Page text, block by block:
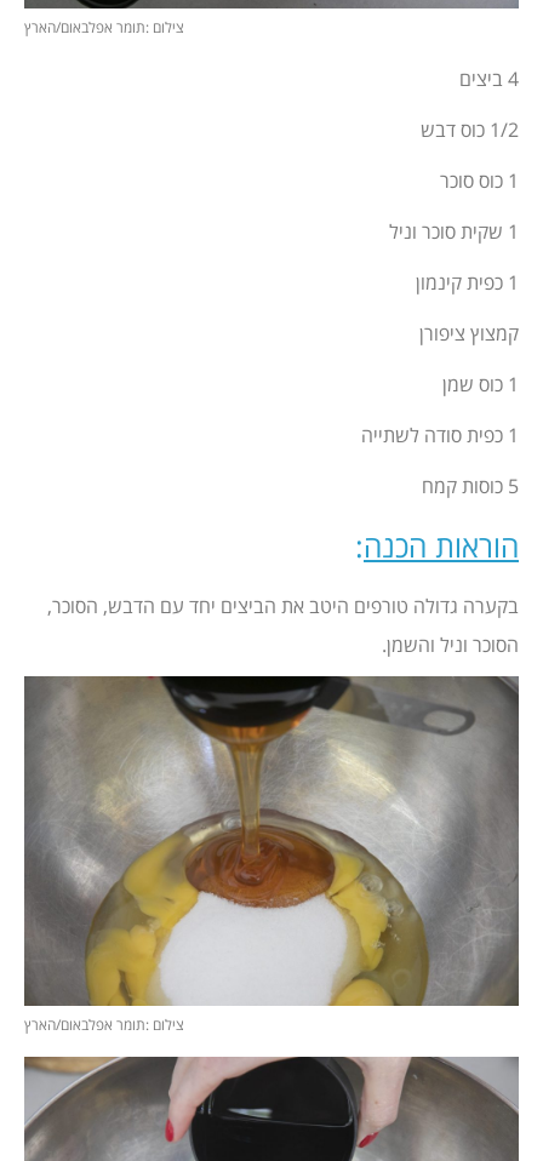
צילום :תומר אפלבאום/הארץ
4 ביצים
1/2 כוס דבש
1 כוס סוכר
1 שקית סוכר וניל
1 כפית קינמון
קמצוץ ציפורן
1 כוס שמן
1 כפית סודה לשתייה
5 כוסות קמח
הוראות הכנה:
בקערה גדולה טורפים היטב את הביצים יחד עם הדבש, הסוכר,
הסוכר וניל והשמן.
צילום :תומר אפלבאום/הארץ